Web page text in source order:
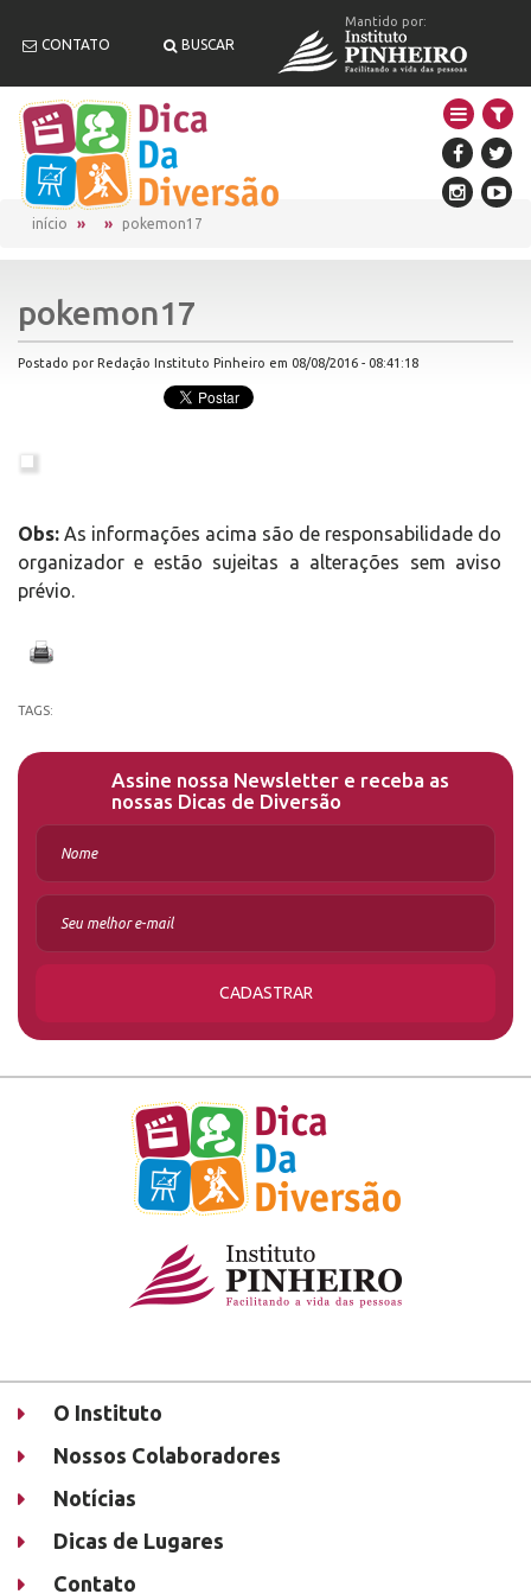
CONTATO BUSCAR
Mantido por:
início pokemon17
pokemon17
Postado por Redação Instituto Pinheiro em 08/08/2016 - 08:41:18
Obs: As informações acima são de responsabilidade do
organizador e estão sujeitas a alterações sem aviso
prévio.
TAGS:
Assine nossa Newsletter e receba as
nossas Dicas de Diversão
CADASTRAR
O Instituto
Nossos Colaboradores
Notícias
Dicas de Lugares
Contato